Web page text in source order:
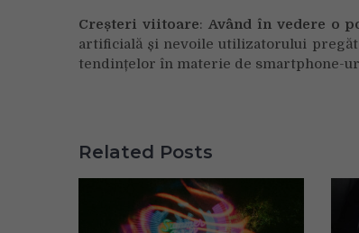
Creșteri viitoare: Având în vedere o
artificială și nevoile utilizatorului
tendințelor în materie de smartphone-
Related Posts